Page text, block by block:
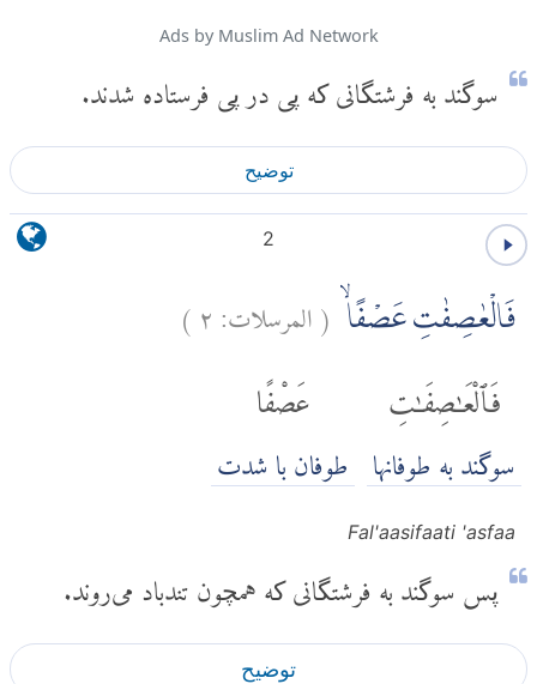
Ads by Muslim Ad Network
سوگند به فرشتگانی که پی در پی فرستاده شدند.
توضیح
2
فَالْعٰصِفٰتِ عَصْفًاۙ (المرسلات:٢)
فَٱلْعَٰصِفَٰتِ
سوگند به طوفانها
عَصْفًا
طوفان با شدت
Fal'aasifaati 'asfaa
پس سوگند به فرشتگانی که همچون تندباد می‌روند.
توضیح